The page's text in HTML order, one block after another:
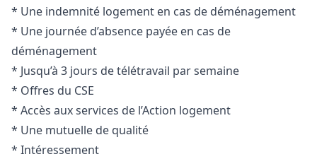
* Une indemnité logement en cas de déménagement
* Une journée d’absence payée en cas de
déménagement
* Jusqu’à 3 jours de télétravail par semaine
* Offres du CSE
* Accès aux services de l’Action logement
* Une mutuelle de qualité
* Intéressement